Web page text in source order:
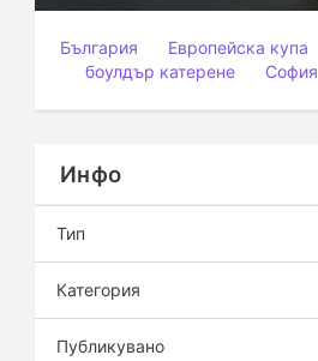
България Европейска купа
боулдър катерене
София
Инфо
Тип
Категория
Публикувано